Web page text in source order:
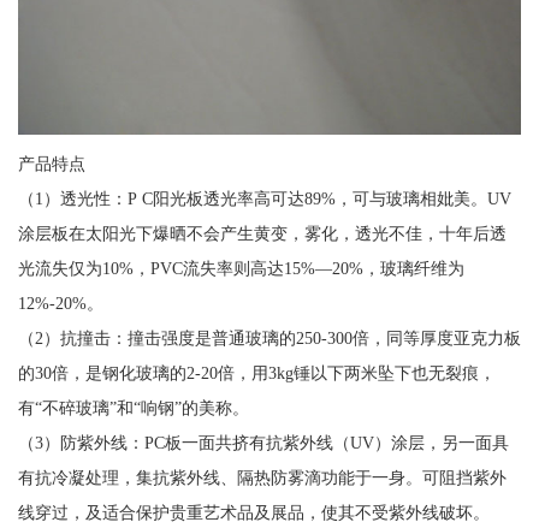
产品特点
（1）透光性：P C阳光板透光率高可达89%，可与玻璃相妣美。UV
涂层板在太阳光下爆晒不会产生黄变，雾化，透光不佳，十年后透
光流失仅为10%，PVC流失率则高达15%—20%，玻璃纤维为
12%-20%。
（2）抗撞击：撞击强度是普通玻璃的250-300倍，同等厚度亚克力板
的30倍，是钢化玻璃的2-20倍，用3kg锤以下两米坠下也无裂痕，
有“不碎玻璃”和“响钢”的美称。
（3）防紫外线：PC板一面共挤有抗紫外线（UV）涂层，另一面具
有抗冷凝处理，集抗紫外线、隔热防雾滴功能于一身。可阻挡紫外
线穿过，及适合保护贵重艺术品及展品，使其不受紫外线破坏。